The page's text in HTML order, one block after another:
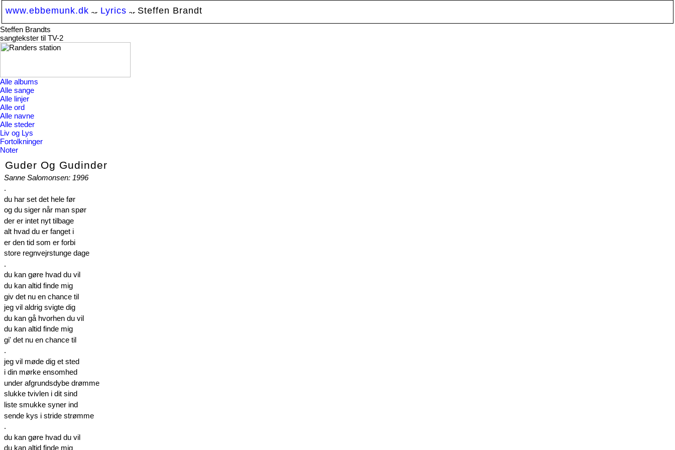
www.ebbemunk.dk Lyrics Steffen Brandt
Steffen Brandts
sangtekster til TV-2
Alle albums
Alle sange
Alle linjer
Alle ord
Alle navne
Alle steder
Liv og Lys
Fortolkninger
Noter
Guder Og Gudinder
Sanne Salomonsen: 1996
.
du har set det hele før
og du siger når man spør
der er intet nyt tilbage
alt hvad du er fanget i
er den tid som er forbi
store regnvejrstunge dage
.
du kan gøre hvad du vil
du kan altid finde mig
giv det nu en chance til
jeg vil aldrig svigte dig
du kan gå hvorhen du vil
du kan altid finde mig
gi' det nu en chance til
.
jeg vil møde dig et sted
i din mørke ensomhed
under afgrundsdybe drømme
slukke tvivlen i dit sind
liste smukke syner ind
sende kys i stride strømme
.
du kan gøre hvad du vil
du kan altid finde mig